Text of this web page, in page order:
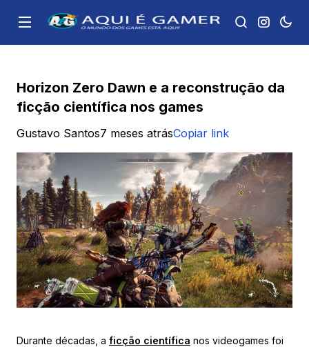
Horizon Zero Dawn e a reconstrução da
ficção científica nos games
Gustavo Santos7 meses atrásCopiar link
Durante décadas, a ficção científica nos videogames foi